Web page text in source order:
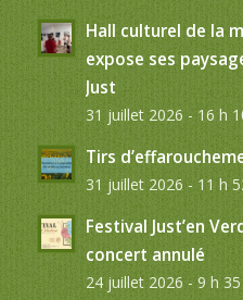
Hall culturel de la
expose ses
Just
31 juillet 2026 - 16 h
Tirs
31 juillet 2026 - 11 h
Festival Just’en
concert annulé
24 juillet 2026 - 9 h